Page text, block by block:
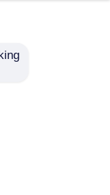
HOWO の赤い色
クの普通消防
容量
ストプライス